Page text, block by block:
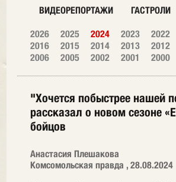
ВИДЕОРЕПОРТАЖИ ГАСТРОЛИ
2026 2025 2024 2023 2022
2016
2015 2014 2013 2012
2006
2005 2002 2001 2000
"Хочется побыстрее нашей
рассказал о новом сезоне
бойцов
Анастасия Плешакова
Комсомольская правда , 28.08.2024